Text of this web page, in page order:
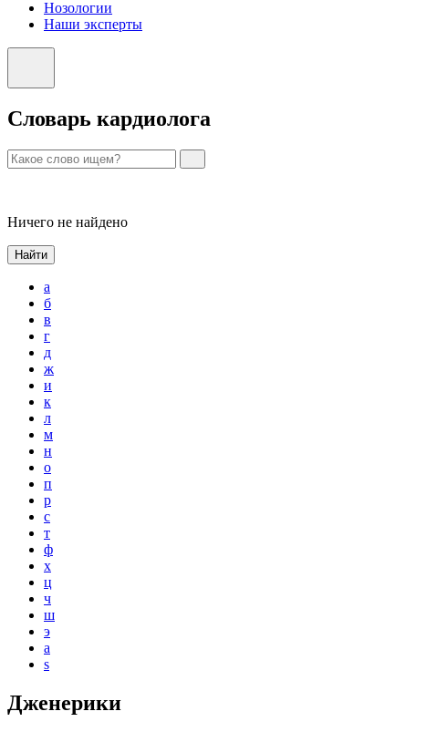
Нозологии
Наши эксперты
Словарь кардиолога
Ничего не найдено
Найти
а
б
в
г
д
ж
и
к
л
м
н
о
п
р
с
т
ф
х
ц
ч
ш
э
a
s
Дженерики